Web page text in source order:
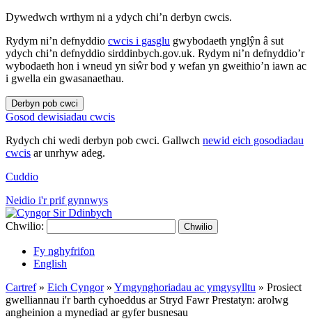
Dywedwch wrthym ni a ydych chi’n derbyn cwcis.
Rydym ni’n defnyddio cwcis i gasglu gwybodaeth ynglŷn â sut
ydych chi’n defnyddio sirddinbych.gov.uk. Rydym ni’n defnyddio’r
wybodaeth hon i wneud yn siŵr bod y wefan yn gweithio’n iawn ac
i gwella ein gwasanaethau.
Derbyn pob cwci
Gosod dewisiadau cwcis
Rydych chi wedi derbyn pob cwci. Gallwch newid eich gosodiadau
cwcis ar unrhyw adeg.
Cuddio
Neidio i'r prif gynnwys
Chwilio: Chwilio
Fy nghyfrifon
English
Cartref» Eich Cyngor» Ymgynghoriadau ac ymgysylltu » Prosiect
gwelliannau i'r barth cyhoeddus ar Stryd Fawr Prestatyn: arolwg
angheinion a mynediad ar gyfer busnesau